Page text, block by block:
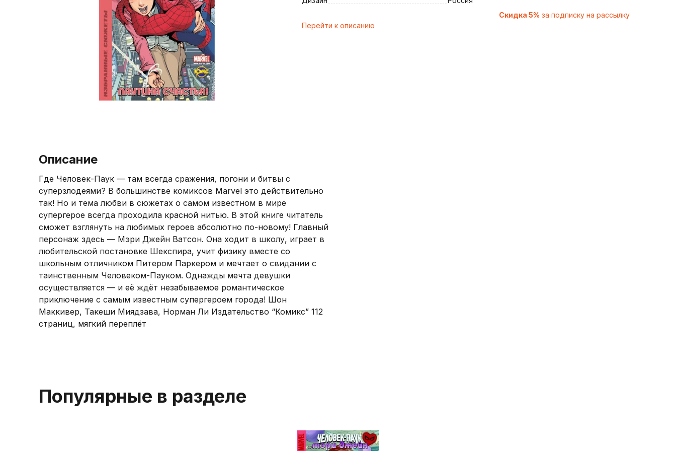
Биографии и мемуары
Детские книги
Аксессуары для книг
Подарочный шоколад
Маршмэллоу
Арахисовая паста
Жевательная резинка
Настольные игры
Паперкрафт
Виниловые проигрыватели и пластинки
Игровые приставки
Перейти к описанию
Скидка 5% за подписку на рассылку
Описание
Где Человек-Паук — там всегда сражения, погони и битвы с
суперзлодеями? В большинстве комиксов Marvel это действительно
так! Но и тема любви в сюжетах о самом известном в мире
супергерое всегда проходила красной нитью. В этой книге читатель
сможет взглянуть на любимых героев абсолютно по-новому! Главный
персонаж здесь — Мэри Джейн Ватсон. Она ходит в школу, играет в
любительской постановке Шекспира, учит физику вместе со
школьным отличником Питером Паркером и мечтает о свидании с
таинственным Человеком-Пауком. Однажды мечта девушки
осуществляется — и её ждёт незабываемое романтическое
приключение с самым известным супергероем города! Шон
Маккивер, Такеши Миядзава, Норман Ли Издательство “Комикс” 112
страниц, мягкий переплёт
Популярные в разделе